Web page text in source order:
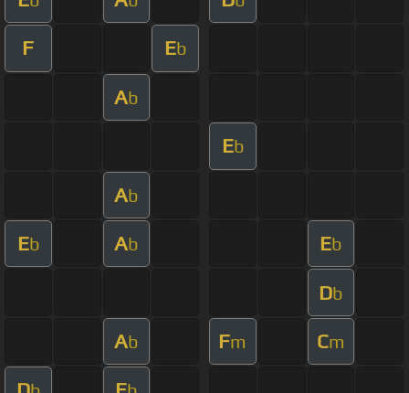
F Eb
Ab
Eb
Ab
Eb Ab Eb
Db
Ab Fm Cm